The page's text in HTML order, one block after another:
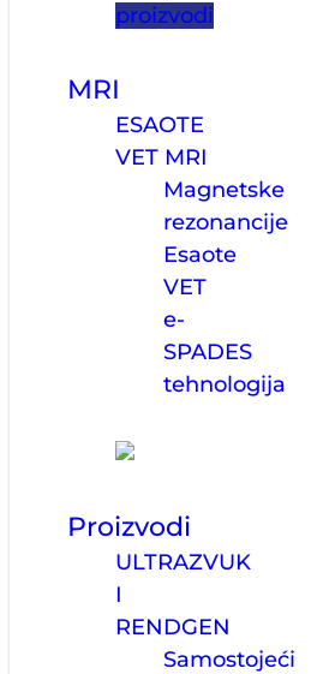
proizvodi
MRI
ESAOTE
VET MRI
Magnetske
rezonancije
Esaote
VET
e-
SPADES
tehnologija
Proizvodi
ULTRAZVUK
I
RENDGEN
Samostojeći